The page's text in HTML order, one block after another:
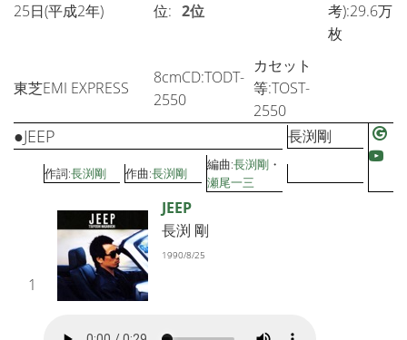
25日(平成2年)
位: 2位
考):29.6万
枚
東芝EMI EXPRESS
8cmCD:TODT-
2550
カセット
等:TOST-
2550
1
●JEEP 長渕剛
作詞:長渕剛 作曲:長渕剛
編曲:長渕剛・
瀬尾一三
JEEP
長渕 剛
1990/8/25